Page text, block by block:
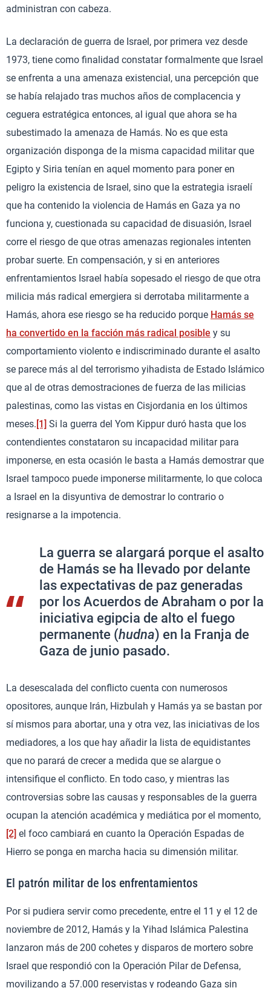
administran con cabeza.
La declaración de guerra de Israel, por primera vez desde
1973, tiene como finalidad constatar formalmente que Israel
se enfrenta a una amenaza existencial, una percepción que
se había relajado tras muchos años de complacencia y
ceguera estratégica entonces, al igual que ahora se ha
subestimado la amenaza de Hamás. No es que esta
organización disponga de la misma capacidad militar que
Egipto y Siria tenían en aquel momento para poner en
peligro la existencia de Israel, sino que la estrategia israelí
que ha contenido la violencia de Hamás en Gaza ya no
funciona y, cuestionada su capacidad de disuasión, Israel
corre el riesgo de que otras amenazas regionales intenten
probar suerte. En compensación, y si en anteriores
enfrentamientos Israel había sopesado el riesgo de que otra
milicia más radical emergiera si derrotaba militarmente a
Hamás, ahora ese riesgo se ha reducido porque Hamás se
ha convertido en la facción más radical posible y su
comportamiento violento e indiscriminado durante el asalto
se parece más al del terrorismo yihadista de Estado Islámico
que al de otras demostraciones de fuerza de las milicias
palestinas, como las vistas en Cisjordania en los últimos
meses. [1] Si la guerra del Yom Kippur duró hasta que los
contendientes constataron su incapacidad militar para
imponerse, en esta ocasión le basta a Hamás demostrar que
Israel tampoco puede imponerse militarmente, lo que coloca
a Israel en la disyuntiva de demostrar lo contrario o
resignarse a la impotencia.
La guerra se alargará porque el asalto
de Hamás se ha llevado por delante
las expectativas de paz generadas
por los Acuerdos de Abraham o por la
iniciativa egipcia de alto el fuego
permanente (hudna) en la Franja de
Gaza de junio pasado.
La desescalada del conflicto cuenta con numerosos
opositores, aunque Irán, Hizbulah y Hamás ya se bastan por
sí mismos para abortar, una y otra vez, las iniciativas de los
mediadores, a los que hay añadir la lista de equidistantes
que no parará de crecer a medida que se alargue o
intensifique el conflicto. En todo caso, y mientras las
controversias sobre las causas y responsables de la guerra
ocupan la atención académica y mediática por el momento,
[2] el foco cambiará en cuanto la Operación Espadas de
Hierro se ponga en marcha hacia su dimensión militar.
El patrón militar de los enfrentamientos
Por si pudiera servir como precedente, entre el 11 y el 12 de
noviembre de 2012, Hamás y la Yihad Islámica Palestina
lanzaron más de 200 cohetes y disparos de mortero sobre
Israel que respondió con la Operación Pilar de Defensa,
movilizando a 57.000 reservistas y rodeando Gaza sin